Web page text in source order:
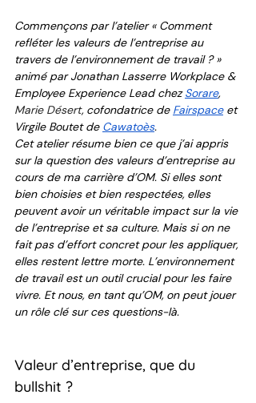
Commençons par l’atelier « Comment
refléter les valeurs de l’entreprise au
travers de l’environnement de travail ? »
animé par Jonathan Lasserre Workplace &
Employee Experience Lead chez Sorare,
Marie Désert, cofondatrice de Fairspace et
Virgile Boutet de Cawatoès.
Cet atelier résume bien ce que j’ai appris
sur la question des valeurs d’entreprise au
cours de ma carrière d’OM. Si elles sont
bien choisies et bien respectées, elles
peuvent avoir un véritable impact sur la vie
de l’entreprise et sa culture. Mais si on ne
fait pas d’effort concret pour les appliquer,
elles restent lettre morte. L’environnement
de travail est un outil crucial pour les faire
vivre. Et nous, en tant qu’OM, on peut jouer
un rôle clé sur ces questions-là.
Valeur d’entreprise, que du
bullshit ?